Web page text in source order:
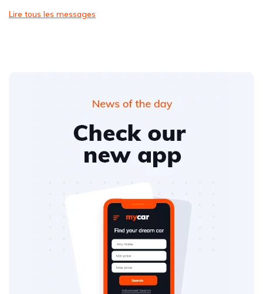
Lire tous les messages